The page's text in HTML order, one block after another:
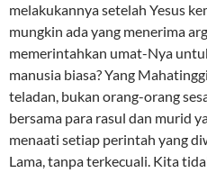
melakukannya setelah Yesus
mungkin ada yang menerima
memerintahkan umat-Nya
manusia biasa? Yang
teladan, bukan orang-orang
bersama para rasul dan murid
menaati setiap perintah yang
Lama, tanpa terkecuali. Kita